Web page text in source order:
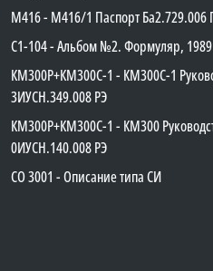
М416 - М416/1 Паспорт Ба2.729.006
C1-104 - Альбом №2. Формуляр, 1989
КМ300Р+КМ300С-1 - КМ300C-1
3ИУСН.349.008 РЭ
КМ300Р+КМ300С-1 - КМ300
0ИУСН.140.008 РЭ
СО 3001 - Описание типа СИ